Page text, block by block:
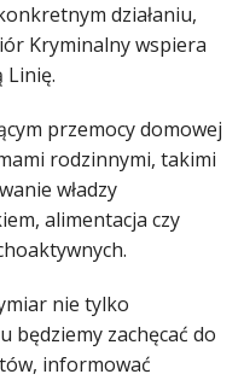
działaniu,
Kryminalny wspiera
Linię.
przemocy domowej
rodzinnymi, takimi
władzy
alimentacja czy
nie tylko
będziemy zachęcać do
informować